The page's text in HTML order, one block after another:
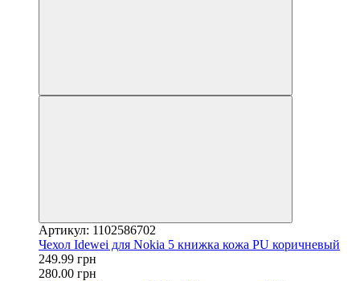
Артикул: 1102586702
Чехол Idewei для Nokia 5 книжка кожа PU коричневый
249.99 грн
280.00 грн